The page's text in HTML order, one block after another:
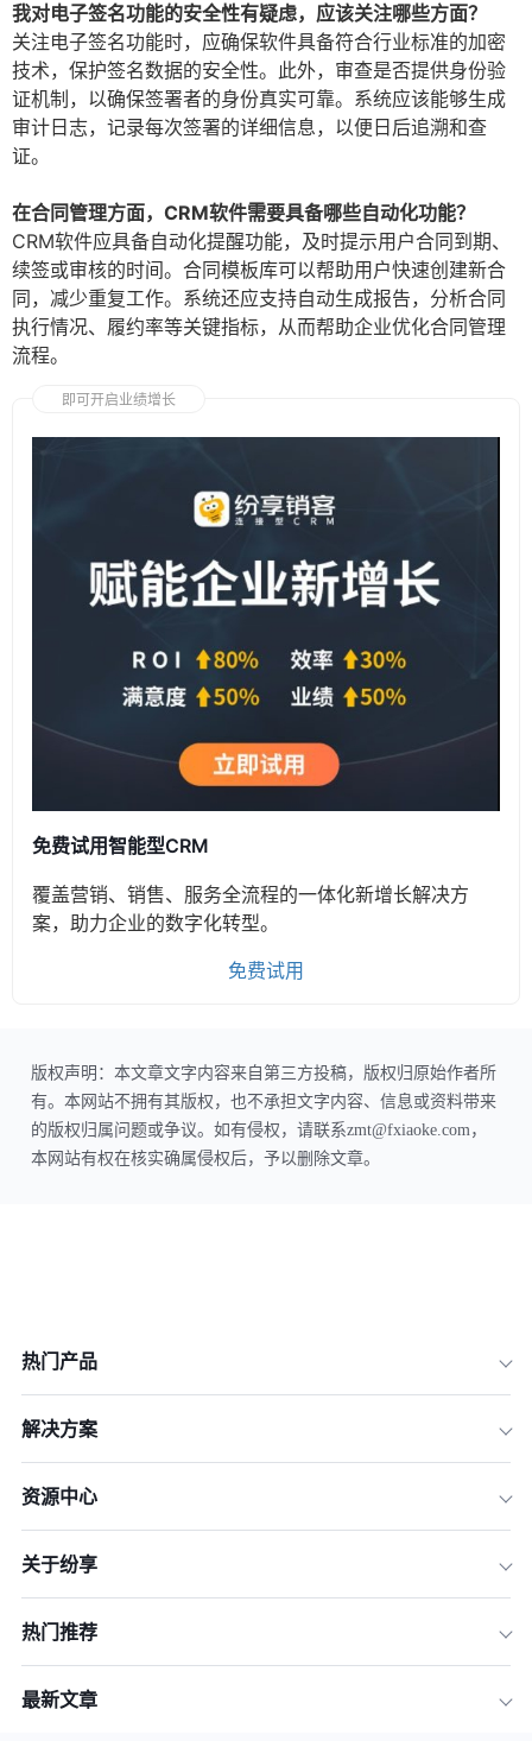
我对电子签名功能的安全性有疑虑，应该关注哪些方面？
关注电子签名功能时，应确保软件具备符合行业标准的加密
技术，保护签名数据的安全性。此外，审查是否提供身份验
证机制，以确保签署者的身份真实可靠。系统应该能够生成
审计日志，记录每次签署的详细信息，以便日后追溯和查
证。
在合同管理方面，CRM软件需要具备哪些自动化功能？
CRM软件应具备自动化提醒功能，及时提示用户合同到期、
续签或审核的时间。合同模板库可以帮助用户快速创建新合
同，减少重复工作。系统还应支持自动生成报告，分析合同
执行情况、履约率等关键指标，从而帮助企业优化合同管理
流程。
即可开启业绩增长
免费试用智能型CRM
覆盖营销、销售、服务全流程的一体化新增长解决方
案，助力企业的数字化转型。
免费试用
版权声明：本文章文字内容来自第三方投稿，版权归原始作者所
有。本网站不拥有其版权，也不承担文字内容、信息或资料带来
的版权归属问题或争议。如有侵权，请联系zmt@fxiaoke.com，
本网站有权在核实确属侵权后，予以删除文章。
热门产品
解决方案
资源中心
关于纷享
热门推荐
最新文章